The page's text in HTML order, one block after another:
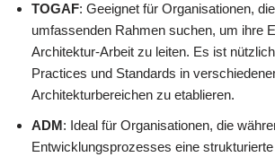
TOGAF: Geeignet für Organisationen,
umfassenden Rahmen suchen, um ihre
Architektur-Arbeit zu leiten. Es ist
Practices und Standards in
Architekturbereichen zu etablieren.
ADM: Ideal für Organisationen, die
Entwicklungsprozesses eine